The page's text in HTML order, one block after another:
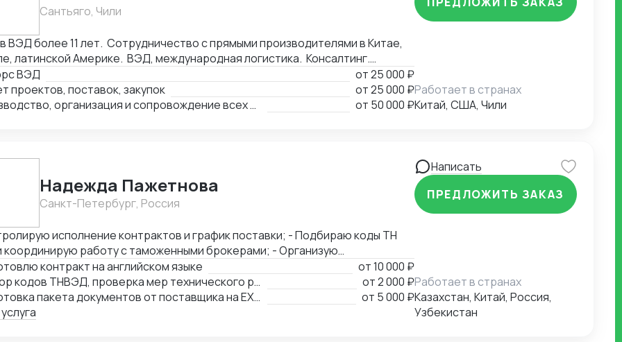
акты). - Помощь в проведении и составлении документов при
сделках. - Получение справок, лицензий и сертификатов - Бизнес
Сантьяго, Чили
более 11 лет. Сотрудничество с прямыми производителями в Китае,
латинской Америке. ВЭД, международная логистика. Консалтинг.
оборудование, текстиль, товары народного потребления. Собственная
логистика и платежи.
ВЭД от25 000 ₽
проектов, поставок, закупок
от25 000 ₽
Производство, организация и сопровождение всех этапов производства в Китае
от 50 000 ₽
Работает в странах
Китай, США, Чили
Надежда Пажетнова
Санкт-Петербург, Россия
исполнение контрактов и график поставки; - Подбираю коды ТН
работу с таможенными брокерами; - Организую
и взаимодействие с аккредитованными органами; - Снижаю
за счёт оптимизации логистики и правильного кода; - Обеспечиваю
чистоту сделок, точность инвойсов, упаковочных листов,
контракт на английском языке от10 000 ₽
Подбор кодов ТНВЭД, проверка мер технического регулирования, запретов и ограничений
от2 000 ₽
Подготовка пакета документов от поставщика на EXW, FCA, CIF, FOB
от 5 000 ₽
Написать
ПРЕДЛОЖИТЬ ЗАКАЗ
Работает в странах
Казахстан, Китай, Россия,
Узбекистан